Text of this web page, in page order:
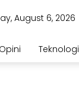
August 6, 2026
Opini Teknologi